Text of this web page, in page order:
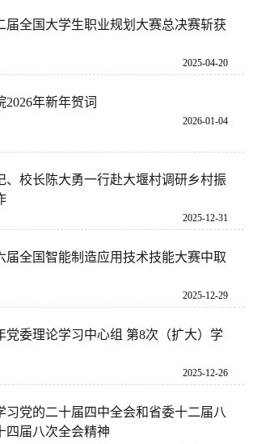
届全国大学生职业规划大赛总决赛斩获
2025-04-20
2026年新年贺词
2026-01-04
、校长陈大勇一行赴大堰村调研乡村振
2025-12-31
届全国智能制造应用技术技能大赛中取
2025-12-29
学习中心组 第8次（扩大）学
2025-12-26
习党的二十届四中全会和省委十二届八
四届八次全会精神